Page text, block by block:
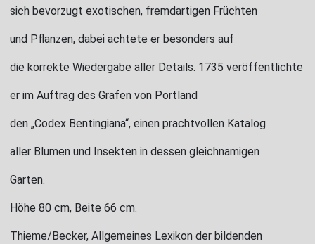
sich bevorzugt exotischen, fremdartigen Früchten
und Pflanzen, dabei achtete er besonders auf
die korrekte Wiedergabe aller Details. 1735 veröffentlichte
er im Auftrag des Grafen von Portland
den „Codex Bentingiana“, einen prachtvollen Katalog
aller Blumen und Insekten in dessen gleichnamigen
Garten.
Höhe 80 cm, Beite 66 cm.
Thieme/Becker, Allgemeines Lexikon der bildenden